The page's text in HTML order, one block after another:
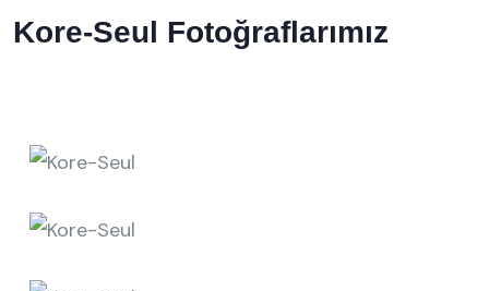
Kore-Seul Fotoğraflarımız